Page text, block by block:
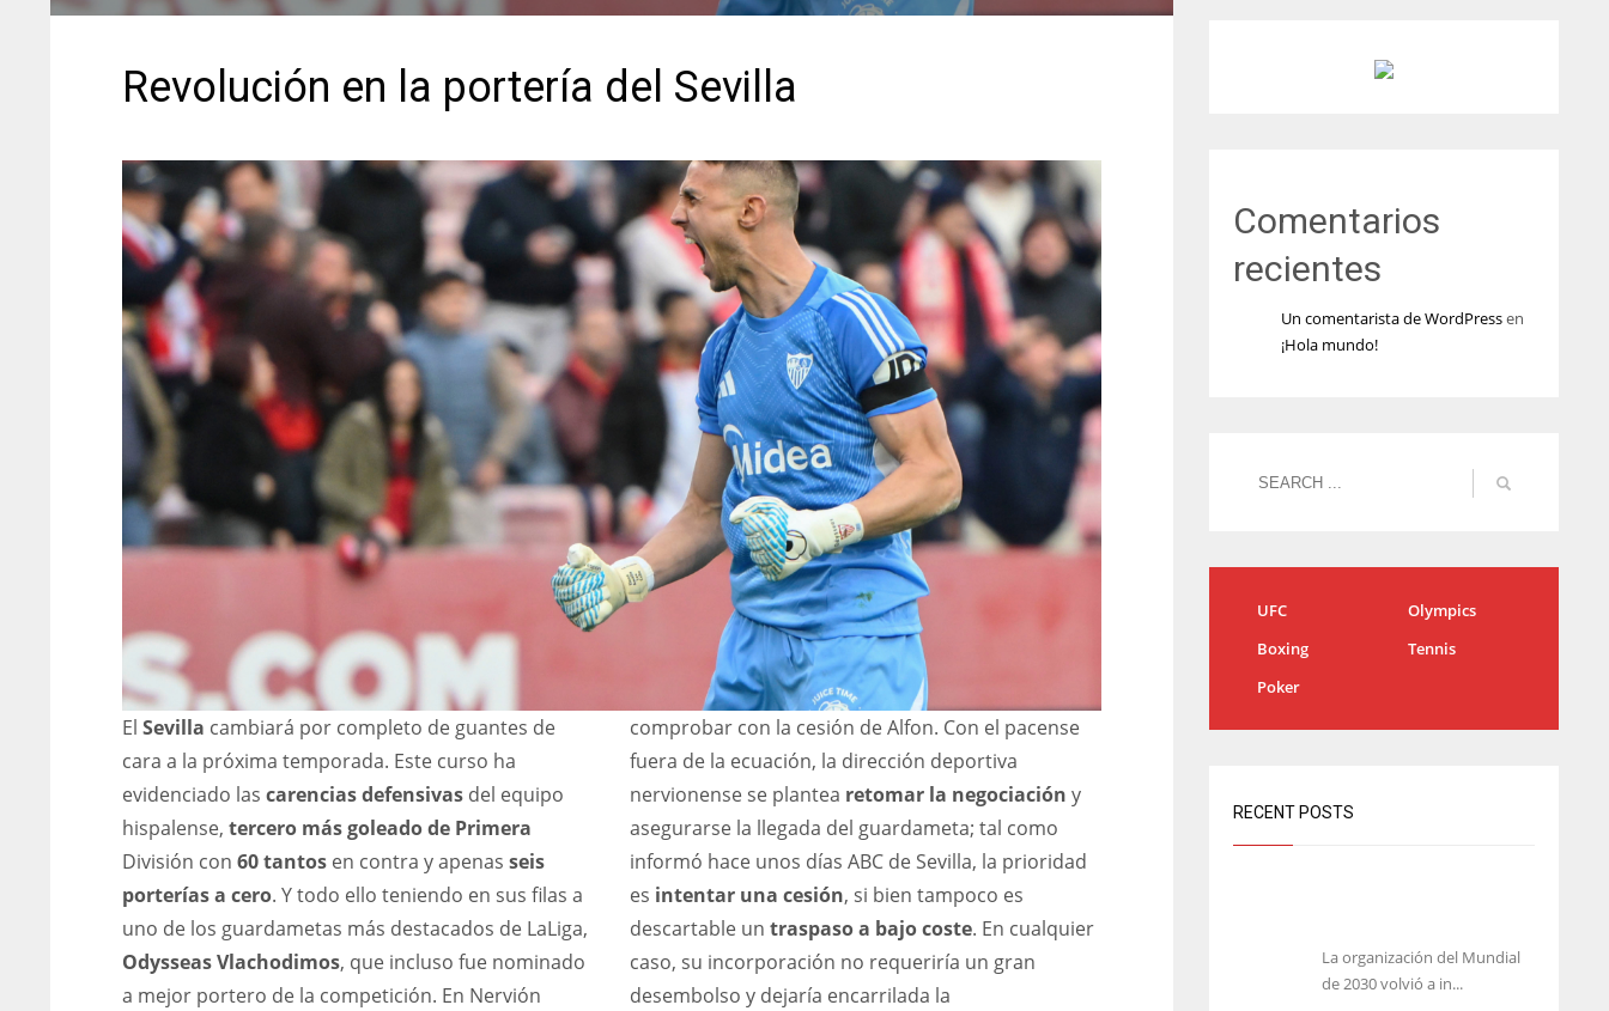
Revolución en la portería del Sevilla
El Sevilla cambiará por completo de guantes de
cara a la próxima temporada. Este curso ha
evidenciado las carencias defensivas del equipo
hispalense, tercero más goleado de Primera
División con 60 tantos en contra y apenas seis
porterías a cero. Y todo ello teniendo en sus filas a
uno de los guardametas más destacados de LaLiga,
Odysseas Vlachodimos, que incluso fue nominado
a mejor portero de la competición. En Nervión
comprobar con la cesión de Alfon. Con el pacense
fuera de la ecuación, la dirección deportiva
nervionense se plantea retomar la negociación y
asegurarse la llegada del guardameta; tal como
informó hace unos días ABC de Sevilla, la prioridad
es intentar una cesión, si bien tampoco es
descartable un traspaso a bajo coste. En cualquier
caso, su incorporación no requeriría un gran
desembolso y dejaría encarrilada la
Comentarios
recientes
Un comentarista de WordPressen
¡Hola mundo!
UFC
Olympics
Boxing
Tennis
Poker
RECENT POSTS
La organización del Mundial
de 2030 volvió a in...